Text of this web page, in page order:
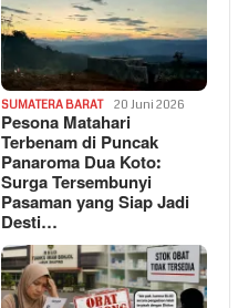
SUMATERA BARAT 20 Juni 2026
Pesona Matahari
Terbenam di Puncak
Panaroma Dua Koto:
Surga Tersembunyi
Pasaman yang Siap Jadi
Desti…